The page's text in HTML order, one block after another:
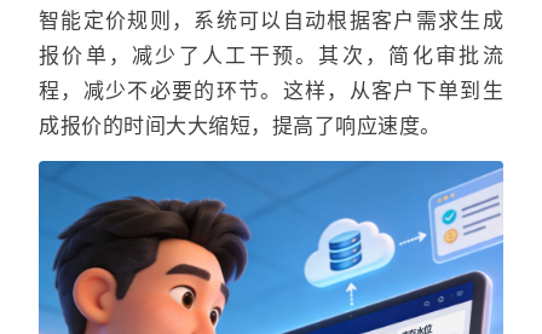
智能定价规则，系统可以自动根据客户需求生成
报价单，减少了人工干预。其次，简化审批流
程，减少不必要的环节。这样，从客户下单到生
成报价的时间大大缩短，提高了响应速度。